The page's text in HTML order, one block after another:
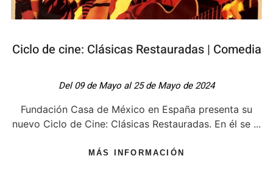
Ciclo de cine: Clásicas Restauradas | Comedia
Del 09 de Mayo al 25 de Mayo de 2024
Fundación Casa de México en España presenta su
nuevo Ciclo de Cine: Clásicas Restauradas. En él se ...
MÁS INFORMACIÓN